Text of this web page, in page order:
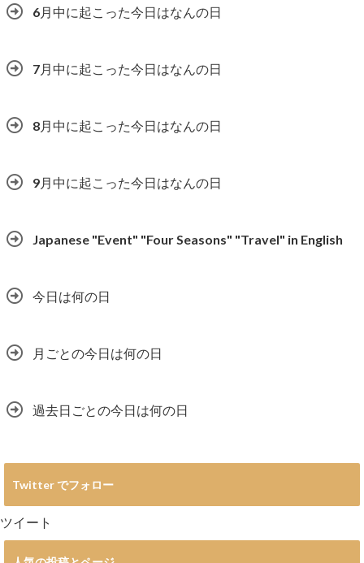
6月中に起こった今日はなんの日
7月中に起こった今日はなんの日
8月中に起こった今日はなんの日
9月中に起こった今日はなんの日
Japanese "Event" "Four Seasons" "Travel" in English
今日は何の日
月ごとの今日は何の日
過去日ごとの今日は何の日
Twitter でフォロー
ツイート